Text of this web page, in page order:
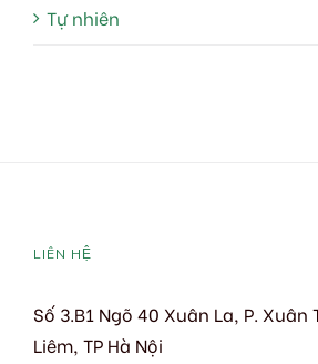
Tự nhiên
LIÊN HỆ
Số 3.B1 Ngõ 40 Xuân La, P. Xuân
Liêm, TP Hà Nội